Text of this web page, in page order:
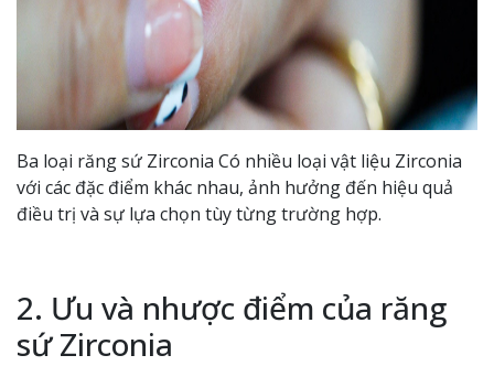
Ba loại răng sứ Zirconia Có nhiều loại vật liệu Zirconia
với các đặc điểm khác nhau, ảnh hưởng đến hiệu quả
điều trị và sự lựa chọn tùy từng trường hợp.
2. Ưu và nhược điểm của răng
sứ Zirconia